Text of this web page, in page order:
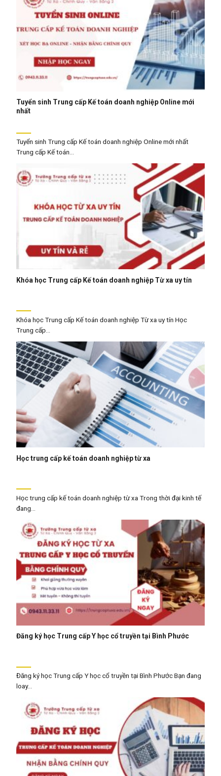
Tuyển sinh Trung cấp Kế toán doanh nghiệp Online mới
nhất
Tuyển sinh Trung cấp Kế toán doanh nghiệp Online mới nhất
Trung cấp Kế toán...
Khóa học Trung cấp Kế toán doanh nghiệp Từ xa uy tín
Khóa học Trung cấp Kế toán doanh nghiệp Từ xa uy tín Học
Trung cấp...
Học trung cấp kế toán doanh nghiệp từ xa
Học trung cấp kế toán doanh nghiệp từ xa Trong thời đại kinh tế
đang...
Đăng ký học Trung cấp Y học cổ truyền tại Bình Phước
Đăng ký học Trung cấp Y học cổ truyền tại Bình Phước Bạn đang
loay...